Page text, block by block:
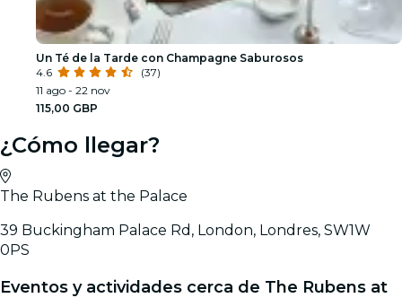
Un Té de la Tarde con Champagne Saburosos
4.6
(37)
11 ago - 22 nov
115,00 GBP
¿Cómo llegar?
The Rubens at the Palace
39 Buckingham Palace Rd, London, Londres, SW1W
0PS
Eventos y actividades cerca de The Rubens at